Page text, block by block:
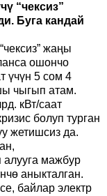
“чексиз”
Буга кандай
жаңы
ошончо
үчүн 5 сом 4
чыгып атам.
кВт/саат
болуп турган
жетишсиз да.
алууга мажбур
аныкталган.
байлар электр